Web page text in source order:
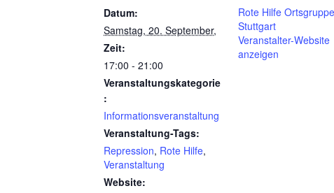
Datum:
Samstag, 20. September,
Zeit:
17:00 - 21:00
Veranstaltungskategorie
:
Informationsveranstaltung
Veranstaltung-Tags:
Repression, Rote Hilfe,
Veranstaltung
Website:
Rote Hilfe Ortsgruppe
Stuttgart
Veranstalter-Website
anzeigen